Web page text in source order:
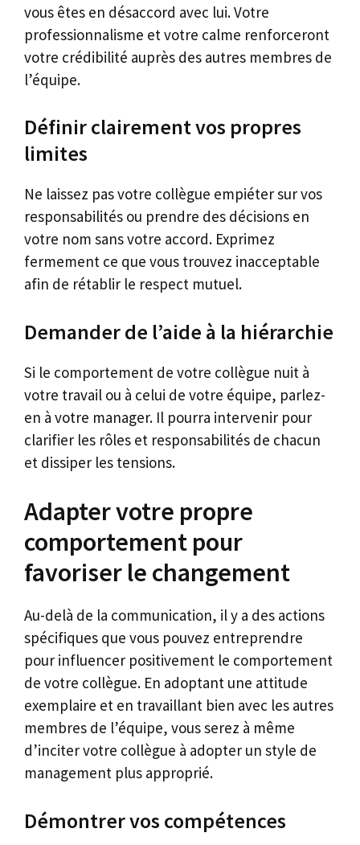
vous êtes en désaccord avec lui. Votre
professionnalisme et votre calme renforceront
votre crédibilité auprès des autres membres de
l’équipe.
Définir clairement vos propres
limites
Ne laissez pas votre collègue empiéter sur vos
responsabilités ou prendre des décisions en
votre nom sans votre accord. Exprimez
fermement ce que vous trouvez inacceptable
afin de rétablir le respect mutuel.
Demander de l’aide à la hiérarchie
Si le comportement de votre collègue nuit à
votre travail ou à celui de votre équipe, parlez-
en à votre manager. Il pourra intervenir pour
clarifier les rôles et responsabilités de chacun
et dissiper les tensions.
Adapter votre propre
comportement pour
favoriser le changement
Au-delà de la communication, il y a des actions
spécifiques que vous pouvez entreprendre
pour influencer positivement le comportement
de votre collègue. En adoptant une attitude
exemplaire et en travaillant bien avec les autres
membres de l’équipe, vous serez à même
d’inciter votre collègue à adopter un style de
management plus approprié.
Démontrer vos compétences